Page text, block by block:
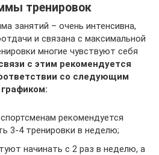
тренировок
занятий – очень интенсивна,
и связана с максимальной
многие чувствуют себя
с этим рекомендуется
со следующим
графиком:
рекомендуется
3-4 тренировки в неделю;
начинать с 2 раз в неделю, а